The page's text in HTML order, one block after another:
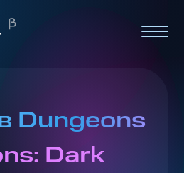
Dungeons
Dark